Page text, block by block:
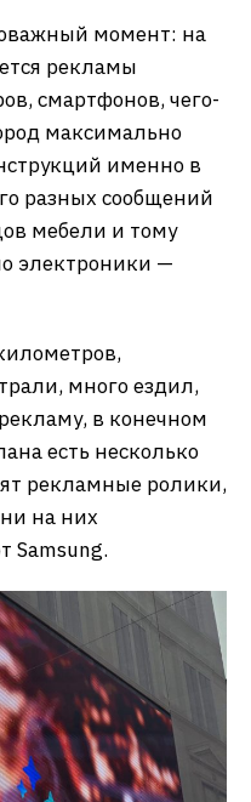
момент: на
рекламы
смартфонов, чего-
максимально
именно в
разных сообщений
мебели и тому
электроники —
много ездил,
в конечном
есть несколько
рекламные ролики,
на них
Samsung.